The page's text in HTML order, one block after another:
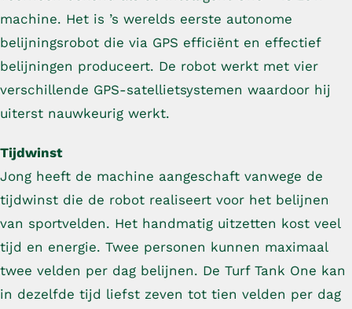
machine. Het is ’s werelds eerste autonome
belijningsrobot die via GPS efficiënt en effectief
belijningen produceert. De robot werkt met vier
verschillende GPS-satellietsystemen waardoor hij
uiterst nauwkeurig werkt.
Tijdwinst
Jong heeft de machine aangeschaft vanwege de
tijdwinst die de robot realiseert voor het belijnen
van sportvelden. Het handmatig uitzetten kost veel
tijd en energie. Twee personen kunnen maximaal
twee velden per dag belijnen. De Turf Tank One kan
in dezelfde tijd liefst zeven tot tien velden per dag